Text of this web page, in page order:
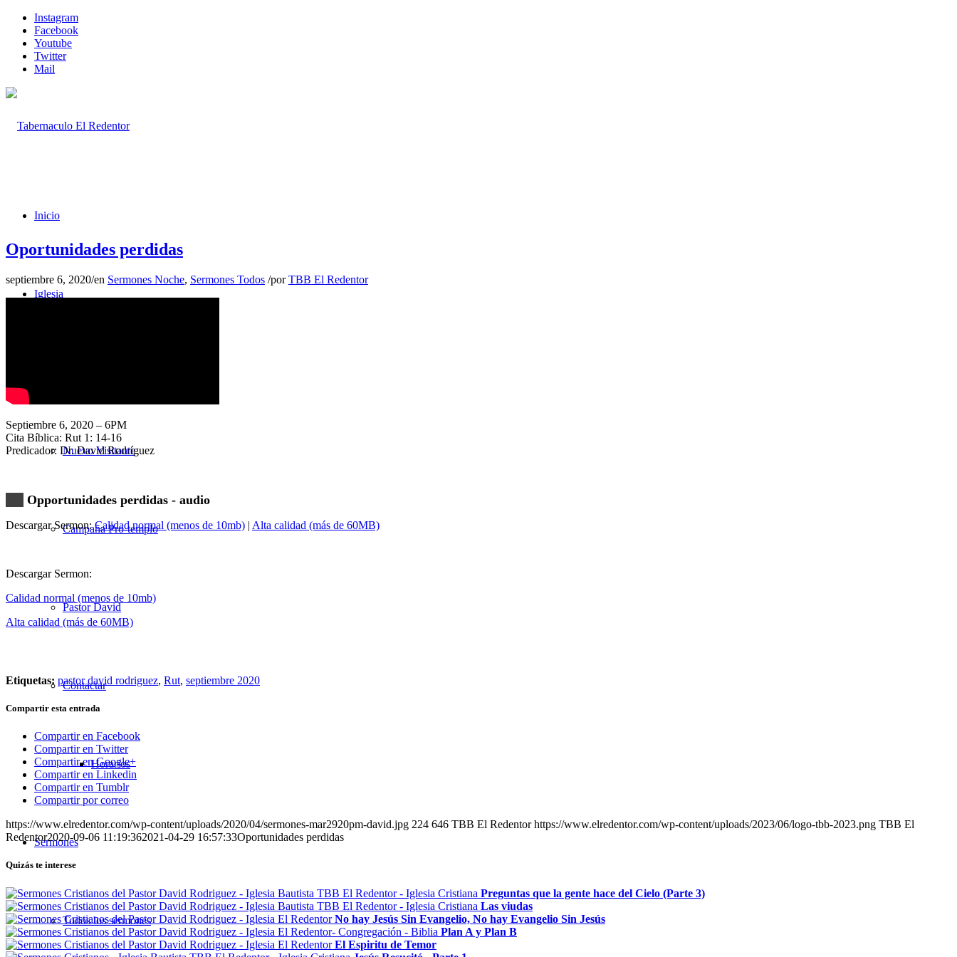
Instagram
Facebook
Youtube
Twitter
Mail
Inicio
Iglesia
Nuevo Visitante
Campaña Pro-templo
Pastor David
Contactar
Horarios
Sermones
Todos los sermones
Oportunidades perdidas
septiembre 6, 2020/en Sermones Noche, Sermones Todos /porTBB El Redentor
Septiembre 6, 2020 – 6PM
Cita Bíblica: Rut 1: 14-16
Predicador: Dr. David Rodríguez
Opportunidades perdidas - audio
Descargar Sermon:Calidad normal (menos de 10mb) | Alta calidad (más de 60MB)
Descargar Sermon:
Calidad normal (menos de 10mb)
Alta calidad (más de 60MB)
Etiquetas: pastor david rodriguez, Rut, septiembre 2020
Compartir esta entrada
Compartir en Facebook
Compartir en Twitter
Compartir en Google+
Compartir en Linkedin
Compartir en Tumblr
Compartir por correo
https://www.elredentor.com/wp-content/uploads/2020/04/sermones-mar2920pm-david.jpg 224 646 TBB El Redentor https://www.elredentor.com/wp-content/uploads/2023/06/logo-tbb-2023.png TBB El
Redentor2020-09-06 11:19:362021-04-29 16:57:33Oportunidades perdidas
Quizás te interese
Preguntas que la gente hace del Cielo (Parte 3)
Las viudas
No hay Jesús Sin Evangelio, No hay Evangelio Sin Jesús
Plan A y Plan B
El Espiritu de Temor